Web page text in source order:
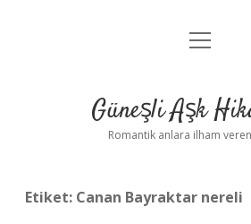
Anasayfa
Yasal Uyarı
menüyü
Güneşli Aşk
Romantik anlara ilham
Etiket: Canan Bayraktar nereli